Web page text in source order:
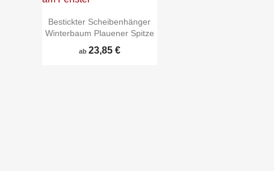
Bestickter Scheibenhänger
Winterbaum Plauener Spitze
ab 23,85 €